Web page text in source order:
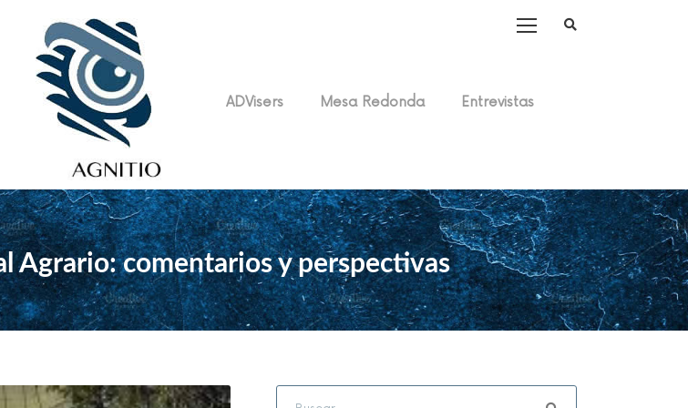
ADVisers Mesa Redonda Entrevistas
Agrario: comentarios y perspectivas